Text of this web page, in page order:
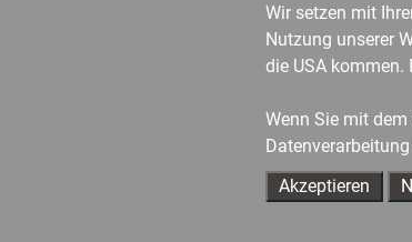
Wir setzen mit
Nutzung unserer
die USA
Wenn Sie mit
Akzeptieren